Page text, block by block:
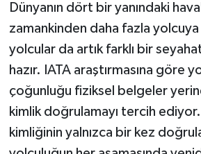
Dünyanın dört bir yanındaki
zamankinden daha fazla
yolcular da artık farklı bir
hazır. IATA araştırmasına göre
çoğunluğu fiziksel belgeler
kimlik doğrulamayı tercih
kimliğinin yalnızca bir kez